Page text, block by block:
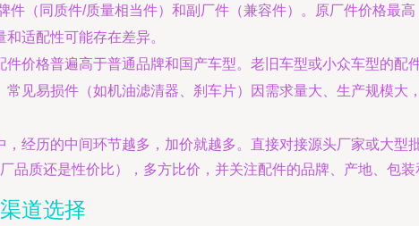
件（同质件/质量相当件）和副厂件（兼容件）。原厂件价格最
适配性可能存在差异。
件价格普遍高于普通品牌和国产车型。老旧车型或小众车型的配
常见易损件（如机油滤清器、刹车片）因需求量大、生产规模
，经历的中间环节越多，加价就越多。直接对接源头厂家或大型
品质还是性价比），多方比价，并关注配件的品牌、产地、包
道选择